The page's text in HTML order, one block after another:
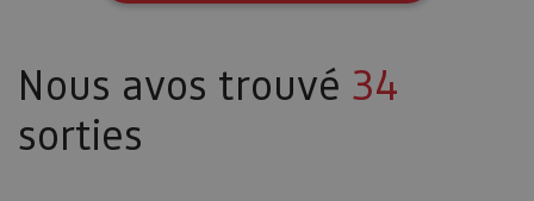
Nous avos trouvé 34
sorties